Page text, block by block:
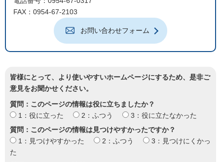
FAX：0954-67-2103
お問い合わせフォーム
皆様にとって、より使いやすいホームページにするため、是非ご
意見をお聞かせください。
質問：このページの情報は役に立ちましたか？
1：役に立った
2：ふつう
3：役に立たなかった
質問：このページの情報は見つけやすかったですか？
1：見つけやすかった
2：ふつう
3：見つけにくかっ
た